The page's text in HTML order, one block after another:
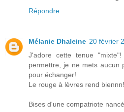
Répondre
Mélanie Dhaleine 20 février
J'adore cette tenue
permettre, je ne mets aucun
pour échanger!
Le rouge à lèvres rend biennn!
Bises d'une compatriote